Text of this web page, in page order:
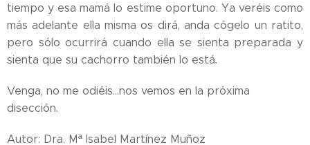
tiempo y esa mamá lo estime oportuno. Ya veréis como
más adelante ella misma os dirá, anda cógelo un ratito,
pero sólo ocurrirá cuando ella se sienta preparada y
sienta que su cachorro también lo está.
Venga, no me odiéis...nos vemos en la próxima
disección.
Autor: Dra. Mª Isabel Martínez Muñoz